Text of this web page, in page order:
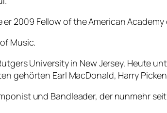
2009 Fellow of the American
Music.
University in New Jersey. Heute
gehörten Earl MacDonald, Harry
und Bandleader, der nunmehr